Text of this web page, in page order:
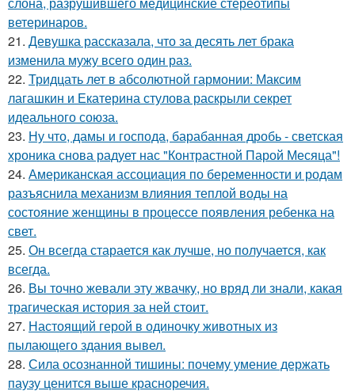
ветеринаров.
21. Девушка рассказала, что за десять лет брака
изменила мужу всего один раз.
22. Тридцать лет в абсолютной гармонии: Максим
лагашкин и Екатерина стулова раскрыли секрет
идеального союза.
23. Ну что, дамы и господа, барабанная дробь - светская
хроника снова радует нас "Контрастной Парой Месяца"!
24. Американская ассоциация по беременности и родам
разъяснила механизм влияния теплой воды на
состояние женщины в процессе появления ребенка на
свет.
25. Он всегда старается как лучше, но получается, как
всегда.
26. Вы точно жевали эту жвачку, но вряд ли знали, какая
трагическая история за ней стоит.
27. Настоящий герой в одиночку животных из
пылающего здания вывел.
28. Сила осознанной тишины: почему умение держать
паузу ценится выше красноречия.